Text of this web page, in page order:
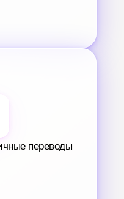
переводы